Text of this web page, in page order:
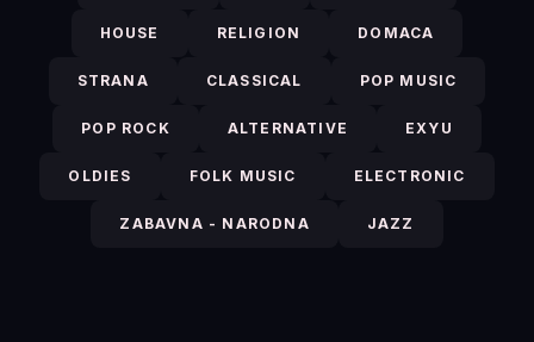
HOUSE RELIGION DOMACA
STRANA CLASSICAL POP MUSIC
POP ROCK ALTERNATIVE EXYU
OLDIES FOLK MUSIC ELECTRONIC
ZABAVNA - NARODNA JAZZ